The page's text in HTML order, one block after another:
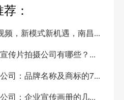
：
频，新模式新机遇，南昌...
传片拍摄公司有哪些？...
司：品牌名称及商标的7...
司：企业宣传画册的几...